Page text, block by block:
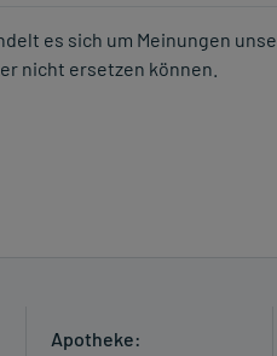
es sich um Meinungen
nicht ersetzen können.
Apotheke: